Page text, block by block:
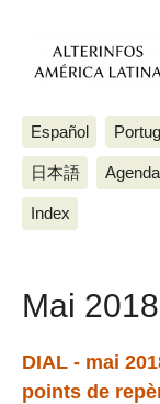
Español
日本語 Agenda
Index
Mai 2018
DIAL - mai
points de